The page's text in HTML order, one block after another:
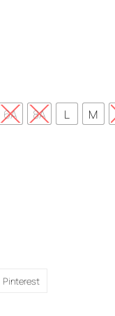
6A 8A L M
Pinterest